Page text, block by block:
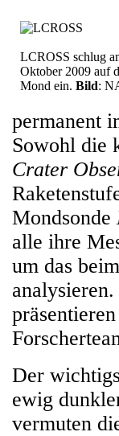
LCROSS schlug
Oktober 2009 auf
Mond ein. Bild:
permanent
Sowohl die
Crater
Mondsonde
alle ihre
um das
Der
ewig
vermuten